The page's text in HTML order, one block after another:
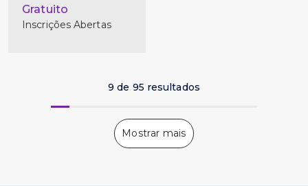
Gratuito
Inscrições Abertas
9 de 95 resultados